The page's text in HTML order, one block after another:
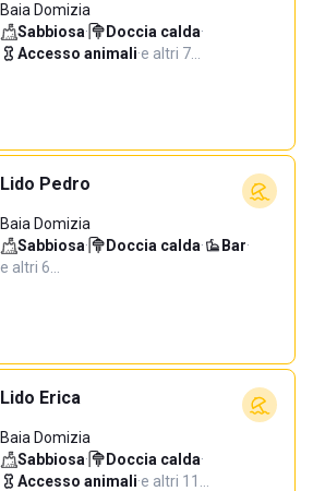
Baia Domizia
Sabbiosa· Doccia calda·
Accesso animali·e altri 7…
Lido Pedro
Baia Domizia
Sabbiosa· Doccia calda· Bar·
e altri 6…
Lido Erica
Baia Domizia
Sabbiosa· Doccia calda·
Accesso animali·e altri 11…